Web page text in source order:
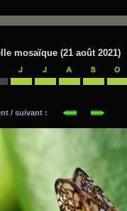
mosaïque (21 août 2021)
/ suivant :